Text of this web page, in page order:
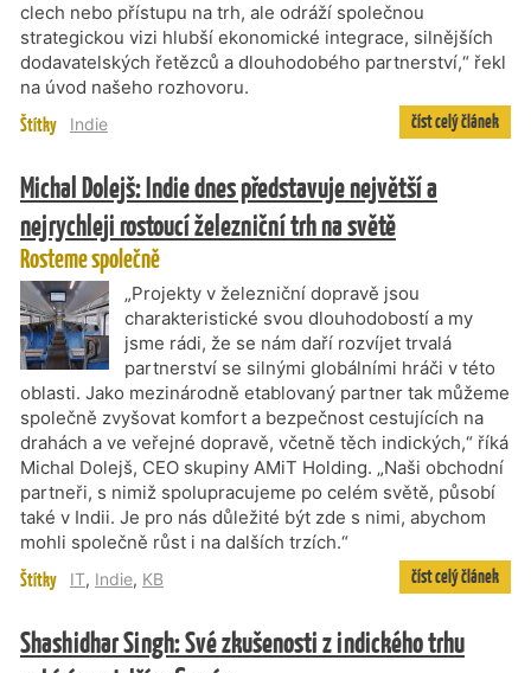
clech nebo přístupu na trh, ale odráží společnou
strategickou vizi hlubší ekonomické integrace, silnějších
dodavatelských řetězců a dlouhodobého partnerství,“ řekl
na úvod našeho rozhovoru.
Štítky Indie číst celý článek
Michal Dolejš: Indie dnes představuje největší a
nejrychleji rostoucí železniční trh na světě
Rosteme společně
„Projekty v železniční dopravě jsou
charakteristické svou dlouhodobostí a my
jsme rádi, že se nám daří rozvíjet trvalá
partnerství se silnými globálními hráči v této
oblasti. Jako mezinárodně etablovaný partner tak můžeme
společně zvyšovat komfort a bezpečnost cestujících na
drahách a ve veřejné dopravě, včetně těch indických,“ říká
Michal Dolejš, CEO skupiny AMiT Holding. „Naši obchodní
partneři, s nimiž spolupracujeme po celém světě, působí
také v Indii. Je pro nás důležité být zde s nimi, abychom
mohli společně růst i na dalších trzích.“
Štítky IT, Indie, KB číst celý článek
Shashidhar Singh: Své zkušenosti z indického trhu